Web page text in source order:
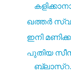
ഖത്തർ
ഇനി
പുതിയ